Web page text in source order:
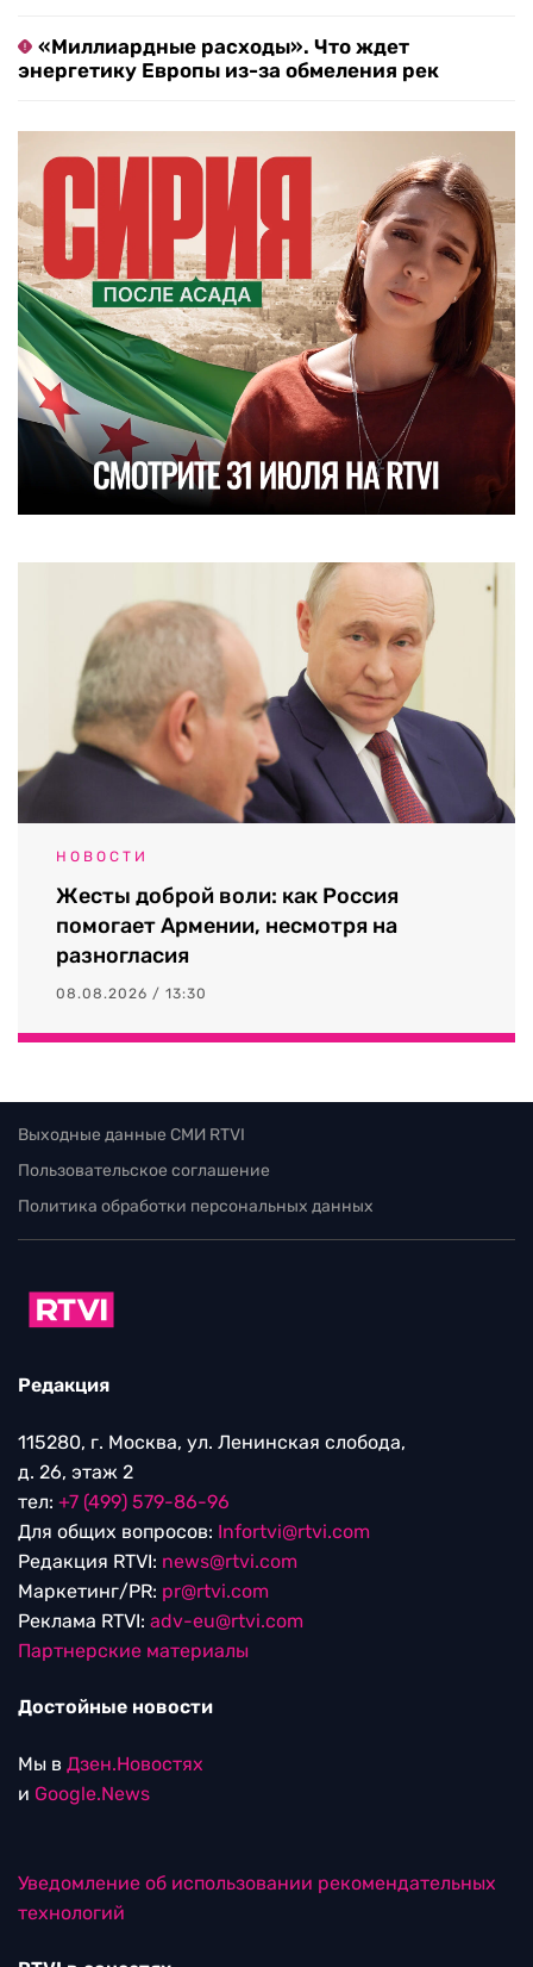
«Миллиардные расходы». Что ждет
энергетику Европы из-за обмеления рек
НОВОСТИ
Жесты доброй воли: как Россия
помогает Армении, несмотря на
разногласия
08.08.2026 / 13:30
Выходные данные СМИ RTVI
Пользовательское соглашение
Политика обработки персональных данных
Редакция
115280, г. Москва, ул. Ленинская слобода,
д. 26, этаж 2
тел: +7 (499) 579-86-96
Для общих вопросов: Infortvi@rtvi.com
Редакция RTVI: news@rtvi.com
Маркетинг/PR: pr@rtvi.com
Реклама RTVI: adv-eu@rtvi.com
Партнерские материалы
Достойные новости
Мы в Дзен.Новостях
и Google.News
Уведомление об использовании рекомендательных
технологий